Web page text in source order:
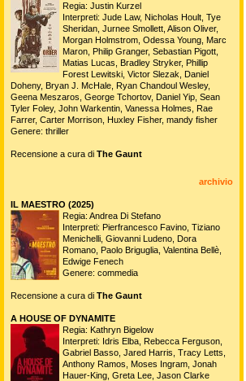
Regia: Justin Kurzel
Interpreti: Jude Law, Nicholas Hoult, Tye
Sheridan, Jurnee Smollett, Alison Oliver,
Morgan Holmstrom, Odessa Young, Marc
Maron, Philip Granger, Sebastian Pigott,
Matias Lucas, Bradley Stryker, Phillip
Forest Lewitski, Victor Slezak, Daniel
Doheny, Bryan J. McHale, Ryan Chandoul Wesley,
Geena Meszaros, George Tchortov, Daniel Yip, Sean
Tyler Foley, John Warkentin, Vanessa Holmes, Rae
Farrer, Carter Morrison, Huxley Fisher, mandy fisher
Genere: thriller
Recensione a cura di The Gaunt
archivio
IL MAESTRO (2025)
Regia: Andrea Di Stefano
Interpreti: Pierfrancesco Favino, Tiziano
Menichelli, Giovanni Ludeno, Dora
Romano, Paolo Briguglia, Valentina Bellè,
Edwige Fenech
Genere: commedia
Recensione a cura di The Gaunt
A HOUSE OF DYNAMITE
Regia: Kathryn Bigelow
Interpreti: Idris Elba, Rebecca Ferguson,
Gabriel Basso, Jared Harris, Tracy Letts,
Anthony Ramos, Moses Ingram, Jonah
Hauer-King, Greta Lee, Jason Clarke